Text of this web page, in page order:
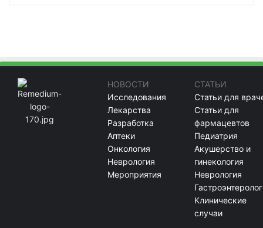
НОВОСТИ
Исследования
Лекарства
Разработка
Аптеки
Онкология
Неврология
Мероприятия
СТАТЬИ
Статьи для
Статьи для
фармацевтов
Педиатрия
Акушерство и
гинекология
Неврология
Клинические
случаи